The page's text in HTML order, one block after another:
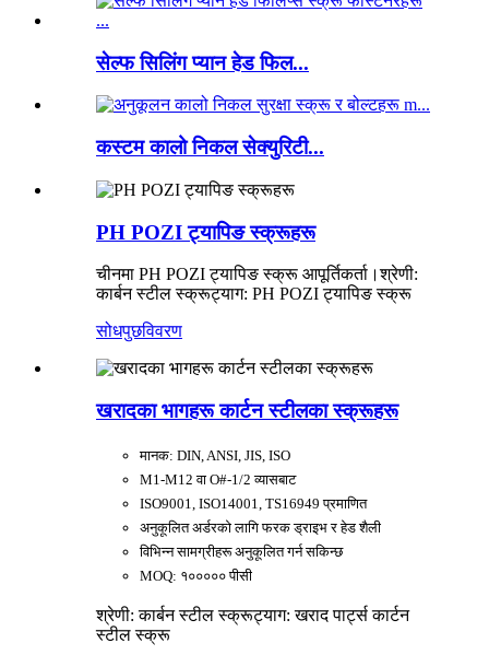
सेल्फ सिलिंग प्यान हेड फिल...
कस्टम कालो निकल सेक्युरिटी...
PH POZI ट्यापिङ स्क्रूहरू
चीनमा PH POZI ट्यापिङ स्क्रू आपूर्तिकर्ता।श्रेणी:
कार्बन स्टील स्क्रूट्याग: PH POZI ट्यापिङ स्क्रू
सोधपुछविवरण
खरादका भागहरू कार्टन स्टीलका स्क्रूहरू
मानक: DIN, ANSI, JIS, ISO
M1-M12 वा O#-1/2 व्यासबाट
ISO9001, ISO14001, TS16949 प्रमाणित
अनुकूलित अर्डरको लागि फरक ड्राइभ र हेड शैली
विभिन्न सामग्रीहरू अनुकूलित गर्न सकिन्छ
MOQ: १००००० पीसी
श्रेणी: कार्बन स्टील स्क्रूट्याग: खराद पार्ट्स कार्टन
स्टील स्क्रू